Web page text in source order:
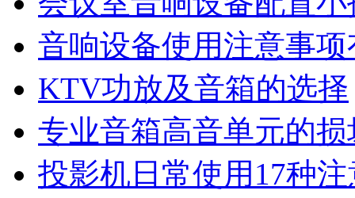
音响设备使用注意事
KTV功放及音箱的选择
专业音箱高音单元的
投影机日常使用17种